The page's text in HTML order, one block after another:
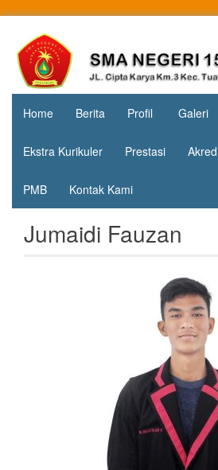
contentSMA
Negeri 15
Pekanbaru
Jl. Cipta
Karya
KM.3, Kec.
Tuah
Madani,
Home Berita Profil Galeri
Ekstra Kurikuler Prestasi
PMB Kontak Kami
Jumaidi Fauzan